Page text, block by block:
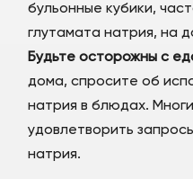
бульонные кубики,
глутамата натрия, на
Будьте осторожны с
дома, спросите об
натрия в блюдах.
удовлетворить
натрия.